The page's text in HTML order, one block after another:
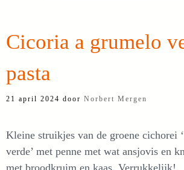
Cicoria a grumelo
pasta
21 april 2024 door Norbert Mergen
Kleine struikjes van de groene cichorei
verde’ met penne met wat ansjovis en
met broodkruim en kaas. Verrukkelijk!